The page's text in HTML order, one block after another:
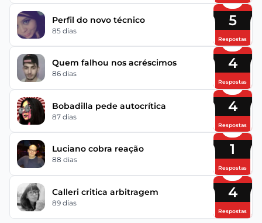
Perfil do novo técnico
85 dias
5
Respostas
Quem falhou nos acréscimos
86 dias
4
Respostas
Bobadilla pede autocrítica
87 dias
4
Respostas
Luciano cobra reação
88 dias
1
Respostas
Calleri critica arbitragem
89 dias
4
Respostas